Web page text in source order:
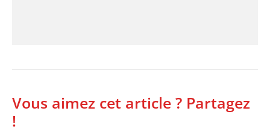
Vous aimez cet article ? Partagez
!